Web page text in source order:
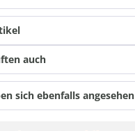
auch
sich ebenfalls angesehen